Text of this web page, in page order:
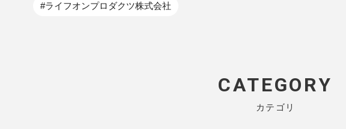
#ライフオンプロダクツ株式会社
CATEGORY
カテゴリ